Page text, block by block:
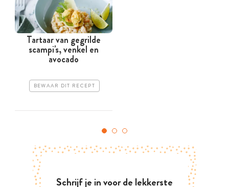
Tartaar van gegrilde
scampi's, venkel en
avocado
BEWAAR DIT RECEPT
Schrijf je in voor de lekkerste